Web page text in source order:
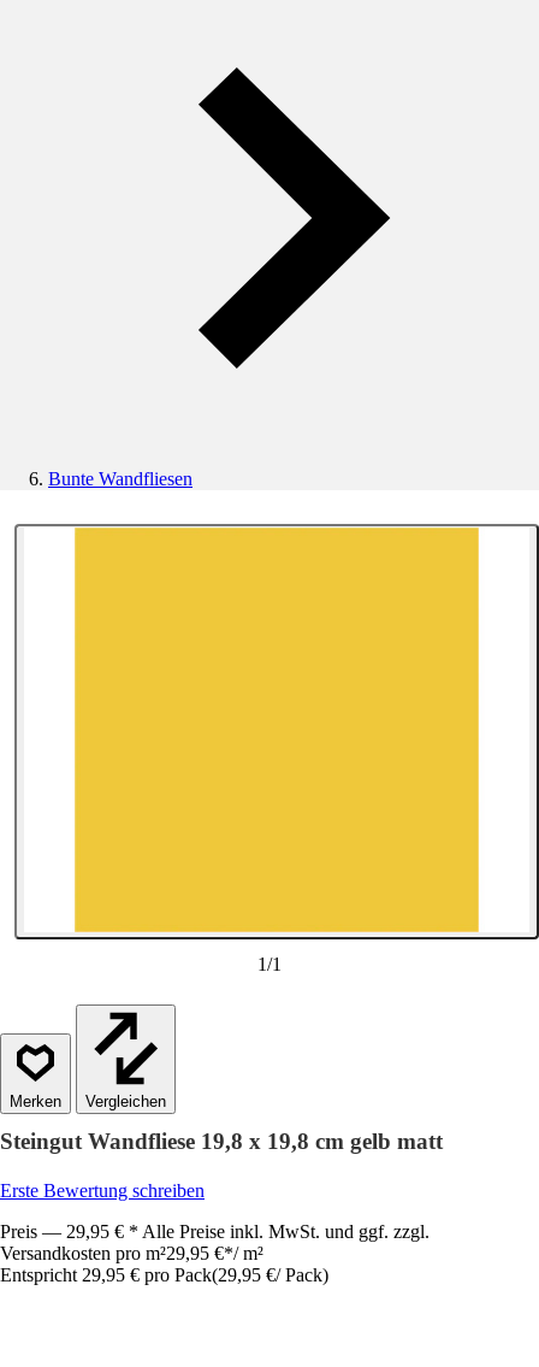
Bunte Wandfliesen
1/1
Vergleichen
Steingut Wandfliese 19,8 x 19,8 cm gelb matt
Erste Bewertung schreiben
Preis — 29,95 € * Alle Preise inkl. MwSt. und ggf. zzgl.
Versandkosten pro m²29,95 €*/ m²
Entspricht 29,95 € pro Pack(29,95 €/ Pack)